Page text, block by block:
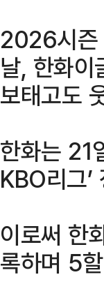
2026시즌
날, 한화
보태고도
한화는 21
KBO리그
이로써 한
록하며 5